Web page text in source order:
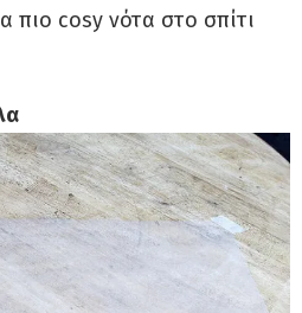
πιο cosy νότα στο σπίτι